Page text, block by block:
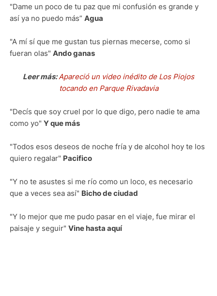
"Dame un poco de tu paz que mi confusión es grande y
así ya no puedo más” Agua
"A mí sí que me gustan tus piernas mecerse, como si
fueran olas" Ando ganas
Leer más:Apareció un video inédito de Los Piojos
tocando en Parque Rivadavia
"Decís que soy cruel por lo que digo, pero nadie te ama
como yo" Y que más
"Todos esos deseos de noche fría y de alcohol hoy te los
quiero regalar" Pacifico
"Y no te asustes si me río como un loco, es necesario
que a veces sea así" Bicho de ciudad
"Y lo mejor que me pudo pasar en el viaje, fue mirar el
paisaje y seguir" Vine hasta aquí